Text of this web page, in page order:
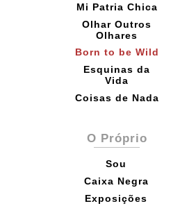
Mi Patria Chica
Olhar Outros
Olhares
Born to be Wild
Esquinas da
Vida
Coisas de Nada
O Próprio
Sou
Caixa Negra
Exposições